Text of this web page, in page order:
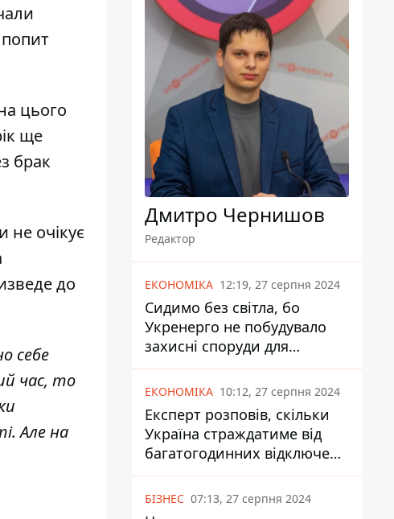
цього
ще
брак
не очікує
до
себе
час, то
Але на
Дмитро Чернишов
Редактор
ЕКОНОМІКА 12:19, 27 серпня 2024
Сидимо без світла, бо
Укренерго не побудувало
захисні споруди для
енергетики - нардеп
Кучеренко
ЕКОНОМІКА 10:12, 27 серпня 2024
Експерт розповів, скільки
Україна страждатиме від
багатогодинних відключень
світла
БІЗНЕС 07:13, 27 серпня 2024